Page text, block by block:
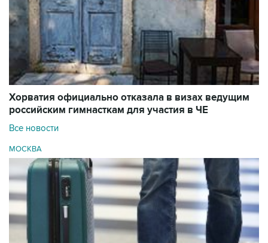
Хорватия официально отказала в визах ведущим
российским гимнасткам для участия в ЧЕ
Все новости
МОСКВА